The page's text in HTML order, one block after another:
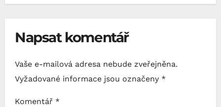
Napsat komentář
Vaše e-mailová adresa nebude zveřejněna.
Vyžadované informace jsou označeny *
Komentář *